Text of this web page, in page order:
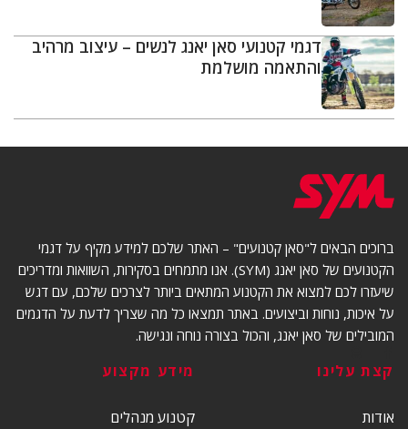
דגמי קטנועי סאן יאנג לנשים – עיצוב מרהיב
והתאמה מושלמת
ברוכים הבאים ל"סאן קטנועים" – האתר שלכם למידע מקיף על דגמי
הקטנועים של סאן יאנג (SYM). אנו מתמחים בסקירות, השוואות ומדריכים
שיעזרו לכם למצוא את הקטנוע המתאים ביותר לצרכים שלכם, עם דגש
על איכות, נוחות וביצועים. באתר תמצאו כל מה שצריך לדעת על הדגמים
המובילים של סאן יאנג, והכול בצורה נוחה ונגישה.
קצת עלינו
אודות
מידע מקצוע
קטנוע מנהלים